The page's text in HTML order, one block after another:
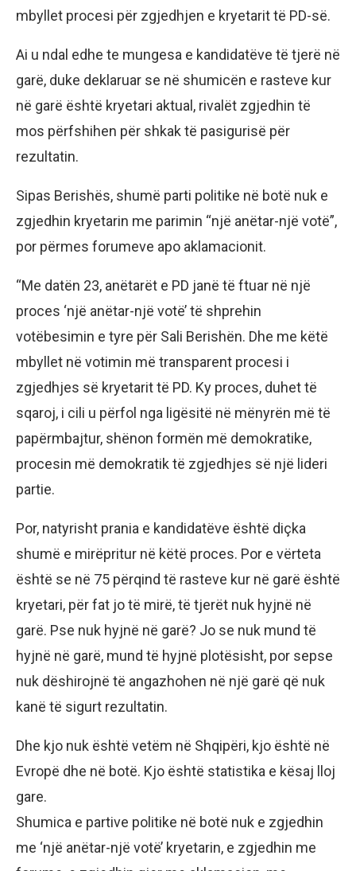
mbyllet procesi për zgjedhjen e kryetarit të PD-së.
Ai u ndal edhe te mungesa e kandidatëve të tjerë në
garë, duke deklaruar se në shumicën e rasteve kur
në garë është kryetari aktual, rivalët zgjedhin të
mos përfshihen për shkak të pasigurisë për
rezultatin.
Sipas Berishës, shumë parti politike në botë nuk e
zgjedhin kryetarin me parimin “një anëtar-një votë”,
por përmes forumeve apo aklamacionit.
“Me datën 23, anëtarët e PD janë të ftuar në një
proces ‘një anëtar-një votë’ të shprehin
votëbesimin e tyre për Sali Berishën. Dhe me këtë
mbyllet në votimin më transparent procesi i
zgjedhjes së kryetarit të PD. Ky proces, duhet të
sqaroj, i cili u përfol nga ligësitë në mënyrën më të
papërmbajtur, shënon formën më demokratike,
procesin më demokratik të zgjedhjes së një lideri
partie.
Por, natyrisht prania e kandidatëve është diçka
shumë e mirëpritur në këtë proces. Por e vërteta
është se në 75 përqind të rasteve kur në garë është
kryetari, për fat jo të mirë, të tjerët nuk hyjnë në
garë. Pse nuk hyjnë në garë? Jo se nuk mund të
hyjnë në garë, mund të hyjnë plotësisht, por sepse
nuk dëshirojnë të angazhohen në një garë që nuk
kanë të sigurt rezultatin.
Dhe kjo nuk është vetëm në Shqipëri, kjo është në
Evropë dhe në botë. Kjo është statistika e kësaj lloj
gare.
Shumica e partive politike në botë nuk e zgjedhin
me ‘një anëtar-një votë’ kryetarin, e zgjedhin me